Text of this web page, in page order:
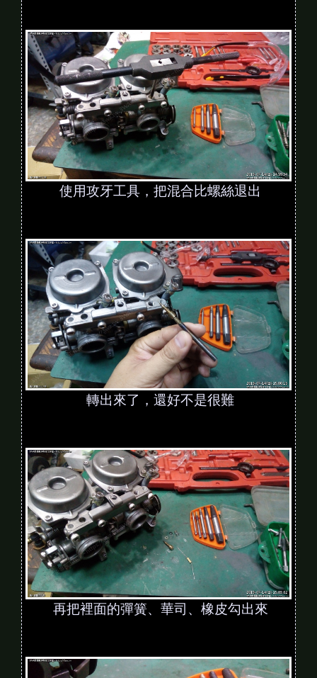
使用攻牙工具，把混合比螺絲退出
轉出來了，還好不是很難
再把裡面的彈簧、華司、橡皮勾出來